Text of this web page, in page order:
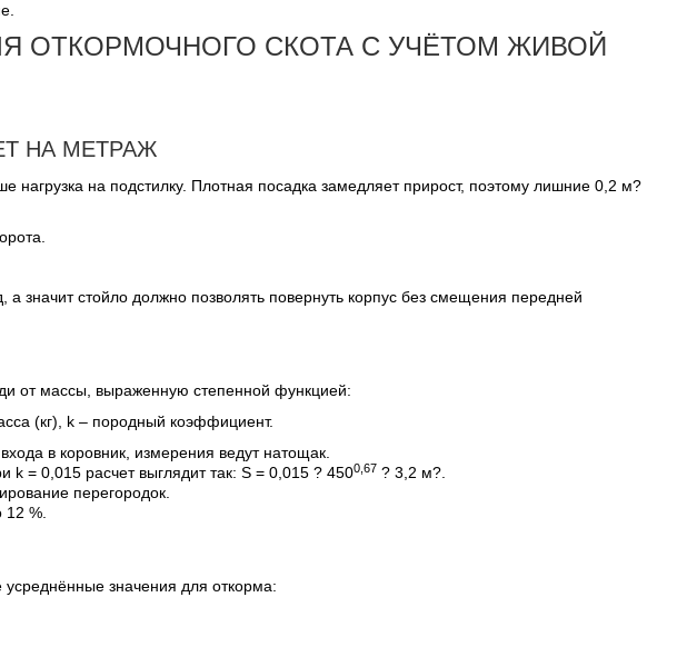
ОТКОРМОЧНОГО СКОТА С УЧЁТОМ ЖИВОЙ
НА МЕТРАЖ
на подстилку. Плотная посадка замедляет прирост, поэтому лишние 0,2 м?
значит стойло должно позволять повернуть корпус без смещения передней
от массы, выраженную степенной функцией:
(кг), k – породный коэффициент.
в коровник, измерения ведут натощак.
k = 0,015 расчет выглядит так: S = 0,015 ? 4500,67 ? 3,2 м?.
перегородок.
%.
значения для откорма: